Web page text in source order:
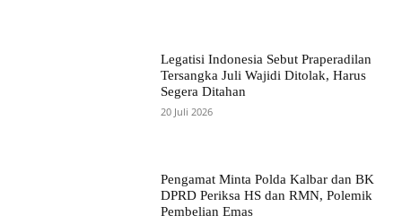
Legatisi Indonesia Sebut Praperadilan
Tersangka Juli Wajidi Ditolak, Harus
Segera Ditahan
20 Juli 2026
Pengamat Minta Polda Kalbar dan BK
DPRD Periksa HS dan RMN, Polemik
Pembelian Emas